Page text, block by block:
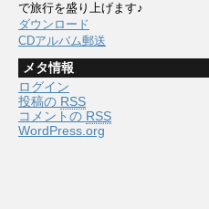
で旅行を盛り上げます♪
ダウンロード
CDアルバム郵送
メタ情報
ログイン
投稿の RSS
コメントの RSS
WordPress.org